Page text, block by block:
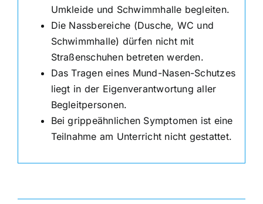
Umkleide und Schwimmhalle begleiten.
Die Nassbereiche (Dusche, WC und
Schwimmhalle) dürfen nicht mit
Straßenschuhen betreten werden.
Das Tragen eines Mund-Nasen-Schutzes
liegt in der Eigenverantwortung aller
Begleitpersonen.
Bei grippeähnlichen Symptomen ist eine
Teilnahme am Unterricht nicht gestattet.